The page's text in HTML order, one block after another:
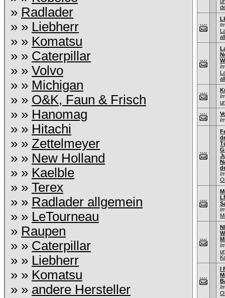
» Radlader
» » Liebherr
» » Komatsu
» » Caterpillar
» » Volvo
» » Michigan
» » O&K, Faun & Frisch
» » Hanomag
» » Hitachi
» » Zettelmeyer
» » New Holland
» » Kaelble
» » Terex
» » Radlader allgemein
» » LeTourneau
» Raupen
» » Caterpillar
» » Liebherr
» » Komatsu
» » andere Hersteller
I